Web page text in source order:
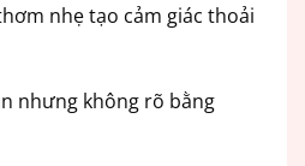
nhẹ tạo cảm giác thoải
nhưng không rõ bằng